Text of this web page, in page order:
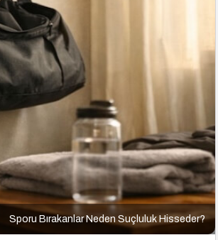
Sporu Bırakanlar Neden Suçluluk Hisseder?